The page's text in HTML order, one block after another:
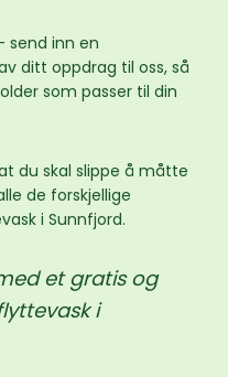
send inn en
ditt oppdrag til oss, så
som passer til din
du skal slippe å måtte
de forskjellige
i Sunnfjord.
et gratis og
i